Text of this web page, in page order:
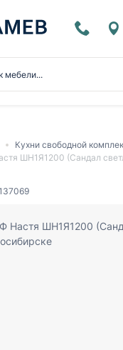
Кухни свободной
ШН1Я1200 (Сандал